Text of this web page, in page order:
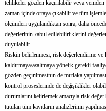
tehlikeler gözden kaçırılabilir veya
zaman içinde ortaya çıkabilir ve tüm
ölçümleri uygulandıktan sonra, daha
değerlerinin kabul edilebilirliklerini
duyulabilir.
Riskin belirlenmesi, risk değerlendirme ve
kaldırmaya/azaltmaya yönelik gerekli
gözden geçirilmesinin de mutlaka
kontrol proseslerinde de değişiklikler
durumlarını belirlemek amacıyla risk
tutulan tüm kayıtların analizlerinin